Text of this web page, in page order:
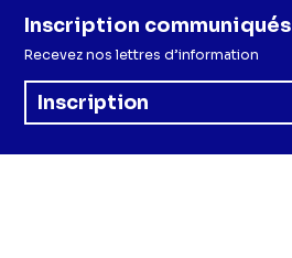
Facebook
X
Inscription communiqués
Recevez nos lettres d’information
Inscription